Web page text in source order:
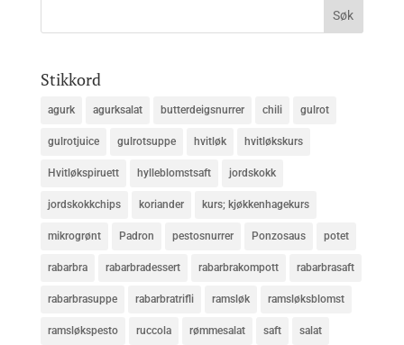
Stikkord
agurk agurksalat butterdeigsnurrer chili gulrot
gulrotjuice gulrotsuppe hvitløk hvitløkskurs
Hvitløkspiruett hylleblomstsaft jordskokk
jordskokkchips koriander kurs; kjøkkenhagekurs
mikrogrønt Padron pestosnurrer Ponzosaus potet
rabarbra rabarbradessert rabarbrakompott rabarbrasaft
rabarbrasuppe rabarbratrifli ramsløk ramsløksblomst
ramsløkspesto ruccola rømmesalat saft salat